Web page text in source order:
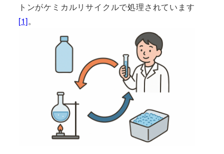
トンがケミカルリサイクルで処理されています
[1]。